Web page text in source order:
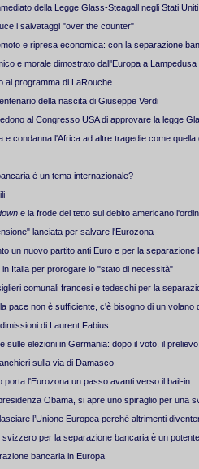
della Legge Glass-Steagall negli Stati Uniti
i salvataggi "over the counter"
e ripresa economica: con la separazione
e morale dimostrato dall'Europa a Lampedusa
al programma di LaRouche
della nascita di Giuseppe Verdi
al Congresso USA di approvare la legge
e condanna l'Africa ad altre tragedie come quella
è un tema internazionale?
e la frode del tetto sul debito americano
lanciata per salvare l'Eurozona
un nuovo partito anti Euro e per la separazione
Italia per prorogare lo "stato di necessità"
comunali francesi e tedeschi per la
pace non è sufficiente, c'è bisogno di un volano
di Laurent Fabius
sulle elezioni in Germania: dopo il voto, il
sulla via di Damasco
porta l'Eurozona un passo avanti verso il bail-in
Obama, si apre uno spiraglio per una
l’Unione Europea perché altrimenti
svizzero per la separazione bancaria è un
bancaria in Europa